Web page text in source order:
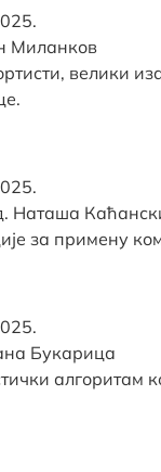
Миланков
велики
Наташа
за примену
Букарица
алгоритам